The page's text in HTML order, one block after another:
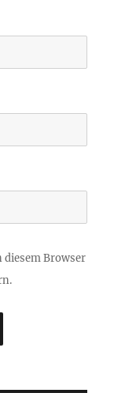
diesem Browser